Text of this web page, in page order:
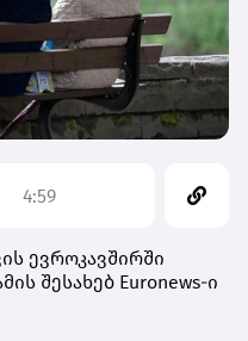
4:59
ევროკავშირში
შესახებ Euronews-ი